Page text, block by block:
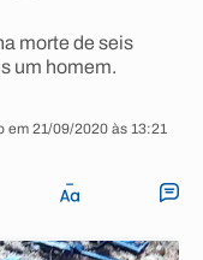
morte de seis
um homem.
em 21/09/2020 às 13:21